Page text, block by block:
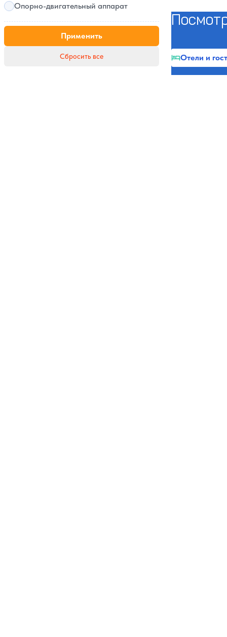
Опорно-двигательный аппарат
Применить
Сбросить все Отели и